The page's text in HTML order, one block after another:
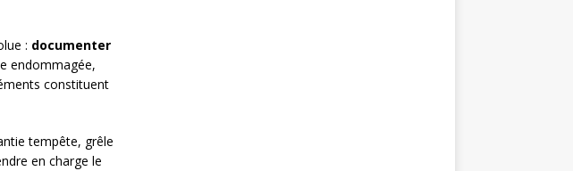
: documenter
endommagée,
constituent
tempête, grêle
en charge le